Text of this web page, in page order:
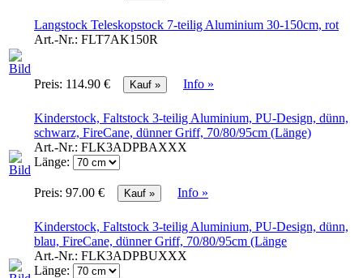
Langstock Teleskopstock 7-teilig Aluminium 30-150cm, rot
Art.-Nr.: FLT7AK150R
Preis: 114.90 € Info »
Kinderstock, Faltstock 3-teilig Aluminium, PU-Design, dünn,
schwarz, FireCane, dünner Griff, 70/80/95cm (Länge)
Art.-Nr.: FLK3ADPBAXXX
Länge:
Preis: 97.00 € Info »
Kinderstock, Faltstock 3-teilig Aluminium, PU-Design, dünn,
blau, FireCane, dünner Griff, 70/80/95cm (Länge
Art.-Nr.: FLK3ADPBUXXX
Länge: